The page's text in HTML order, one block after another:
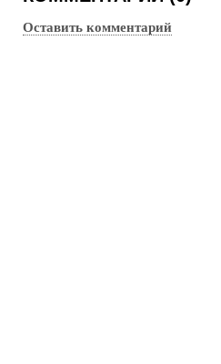
Оставить комментарий